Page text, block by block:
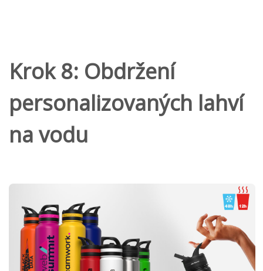
Krok 8: Obdržení
personalizovaných lahví
na vodu